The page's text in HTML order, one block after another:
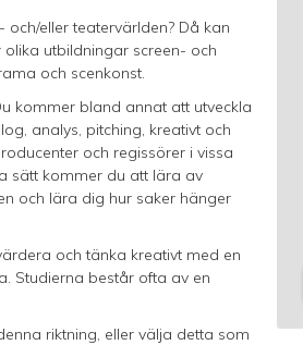
eller teatervärlden? Då kan
utbildningar screen- och
och scenkonst.
kommer bland annat att utveckla
analys, pitching, kreativt och
och regissörer i vissa
sätt kommer du att lära av
och lära dig hur saker hänger
och tänka kreativt med en
Studierna består ofta av en
riktning, eller välja detta som